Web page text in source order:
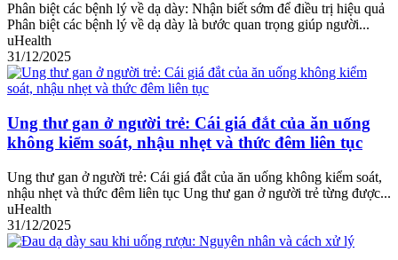
Phân biệt các bệnh lý về dạ dày: Nhận biết sớm để điều trị hiệu quả
Phân biệt các bệnh lý về dạ dày là bước quan trọng giúp người...
uHealth
31/12/2025
Ung thư gan ở người trẻ: Cái giá đắt của ăn uống
không kiểm soát, nhậu nhẹt và thức đêm liên tục
Ung thư gan ở người trẻ: Cái giá đắt của ăn uống không kiểm soát,
nhậu nhẹt và thức đêm liên tục Ung thư gan ở người trẻ từng được...
uHealth
31/12/2025